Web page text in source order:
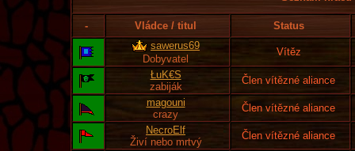
- Vládce / titul
Status
sawerus69
Dobyvatel
Vítěz
ŁuK€S
zabiják
Člen vítězné aliance
magouni
crazy
Člen vítězné aliance
NecroElf
Živí nebo mrtvý
Člen vítězné aliance